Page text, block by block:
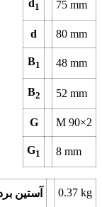
d1 75 mm
d 80 mm
B1 48 mm
B2 52 mm
G M 90×2
G1 8 mm
آستین 0.37 kg